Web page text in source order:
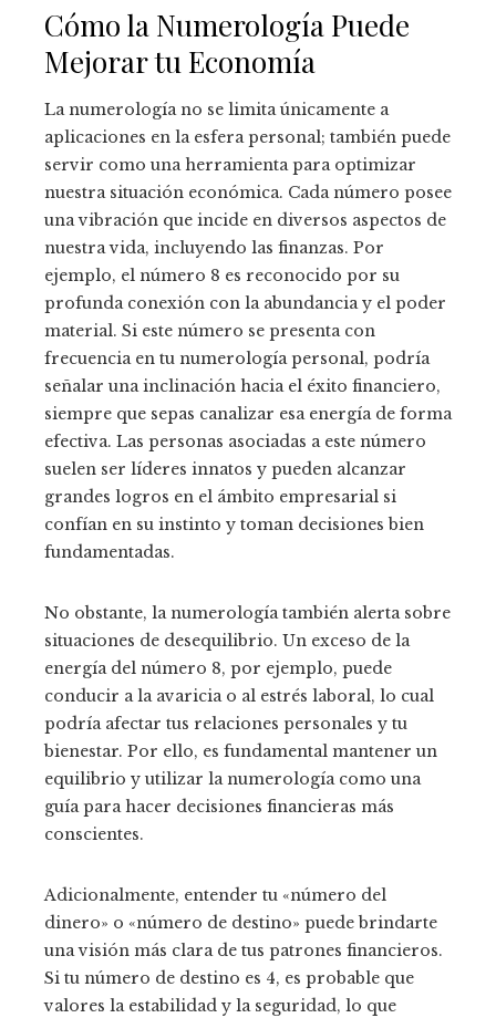
Cómo la Numerología Puede
Mejorar tu Economía
La numerología no se limita únicamente a
aplicaciones en la esfera personal; también puede
servir como una herramienta para optimizar
nuestra situación económica. Cada número posee
una vibración que incide en diversos aspectos de
nuestra vida, incluyendo las finanzas. Por
ejemplo, el número 8 es reconocido por su
profunda conexión con la abundancia y el poder
material. Si este número se presenta con
frecuencia en tu numerología personal, podría
señalar una inclinación hacia el éxito financiero,
siempre que sepas canalizar esa energía de forma
efectiva. Las personas asociadas a este número
suelen ser líderes innatos y pueden alcanzar
grandes logros en el ámbito empresarial si
confían en su instinto y toman decisiones bien
fundamentadas.
No obstante, la numerología también alerta sobre
situaciones de desequilibrio. Un exceso de la
energía del número 8, por ejemplo, puede
conducir a la avaricia o al estrés laboral, lo cual
podría afectar tus relaciones personales y tu
bienestar. Por ello, es fundamental mantener un
equilibrio y utilizar la numerología como una
guía para hacer decisiones financieras más
conscientes.
Adicionalmente, entender tu «número del
dinero» o «número de destino» puede brindarte
una visión más clara de tus patrones financieros.
Si tu número de destino es 4, es probable que
valores la estabilidad y la seguridad, lo que